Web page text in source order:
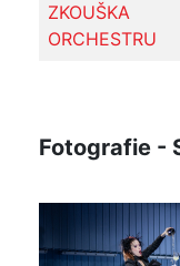
ZKOUŠKA
ORCHESTRU
Fotografie -